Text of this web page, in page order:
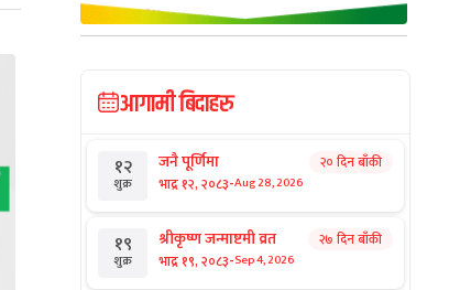
आगामी बिदाहरु
१२
शुक्र
जनै पूर्णिमा
भाद्र १२, २०८३-Aug 28, 2026
२० दिन बाँकी
१९
शुक्र
श्रीकृष्ण जन्माष्टमी व्रत
भाद्र १९, २०८३-Sep 4, 2026
२७ दिन बाँकी